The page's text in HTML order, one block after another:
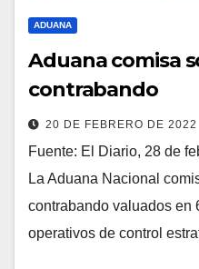
ADUANA
Aduana comisa
contrabando
20 DE FEBRERO DE 2022
Fuente: El Diario, 28 de
La Aduana Nacional
contrabando valuados en
operativos de control